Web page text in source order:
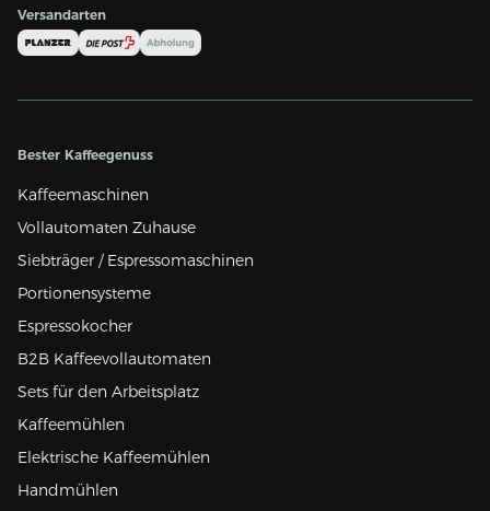
Versandarten
Bester Kaffeegenuss
Kaffeemaschinen
Vollautomaten Zuhause
Siebträger / Espressomaschinen
Portionensysteme
Espressokocher
B2B Kaffeevollautomaten
Sets für den Arbeitsplatz
Kaffeemühlen
Elektrische Kaffeemühlen
Handmühlen